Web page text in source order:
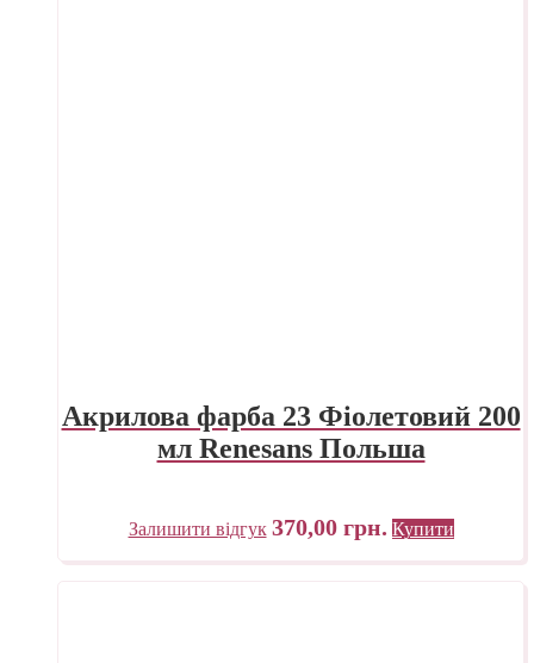
Акрилова фарба 23 Фіолетовий 200
мл Renesans Польша
Залишити відгук 370,00 грн. Купити